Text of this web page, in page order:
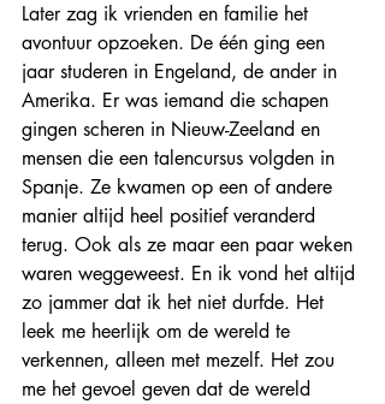
Later zag ik vrienden en familie het
avontuur opzoeken. De één ging een
jaar studeren in Engeland, de ander in
Amerika. Er was iemand die schapen
gingen scheren in Nieuw-Zeeland en
mensen die een talencursus volgden in
Spanje. Ze kwamen op een of andere
manier altijd heel positief veranderd
terug. Ook als ze maar een paar weken
waren weggeweest. En ik vond het altijd
zo jammer dat ik het niet durfde. Het
leek me heerlijk om de wereld te
verkennen, alleen met mezelf. Het zou
me het gevoel geven dat de wereld